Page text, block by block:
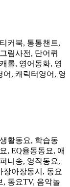
커북, 통통챈트,
림사전, 단어퀴
롤, 영어동화, 영
어, 캐릭터영어, 영
활동요, 학습동
, EQ율동동요, 애
니송, 영작동요,
장아장동시, 동요
, 동요TV, 음악놀